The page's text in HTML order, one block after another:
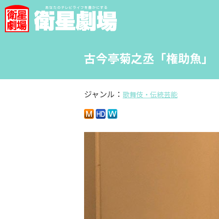
古今亭菊之丞「権助魚」
ジャンル： 歌舞伎・伝統芸能